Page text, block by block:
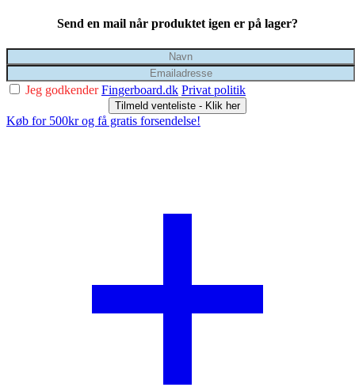
Send en mail når produktet igen er på lager?
Jeg godkenderFingerboard.dk Privat politik
Tilmeld venteliste - Klik her
Køb for 500kr og få gratis forsendelse!